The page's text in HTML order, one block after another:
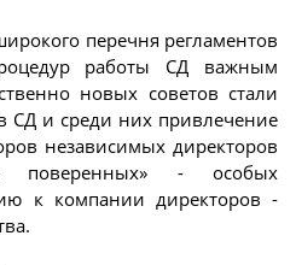
перечня регламентов
работы СД важным
новых советов стали
СД и среди них привлечение
независимых директоров
поверенных» - особых
к компании директоров -